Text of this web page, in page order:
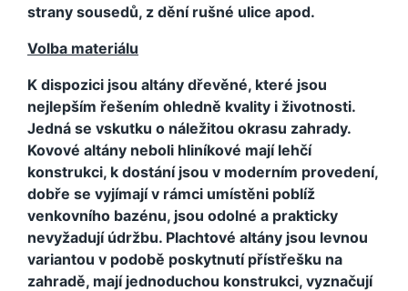
strany sousedů, z dění rušné ulice apod.
Volba materiálu
K dispozici jsou altány dřevěné, které jsou
nejlepším řešením ohledně kvality i životnosti.
Jedná se vskutku o náležitou okrasu zahrady.
Kovové altány neboli hliníkové mají lehčí
konstrukci, k dostání jsou v moderním provedení,
dobře se vyjímají v rámci umístěni poblíž
venkovního bazénu, jsou odolné a prakticky
nevyžadují údržbu. Plachtové altány jsou levnou
variantou v podobě poskytnutí přístřešku na
zahradě, mají jednoduchou konstrukci, vyznačují